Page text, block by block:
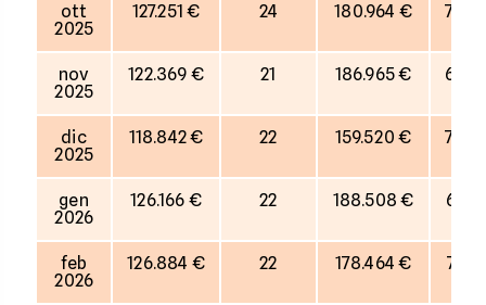
ott
2025
127.251 € 24 180.964 € 70%
nov
2025
122.369 € 21 186.965 € 65%
dic
2025
118.842 € 22 159.520 € 75%
gen
2026
126.166 € 22 188.508 € 67%
feb
2026
126.884 € 22 178.464 € 71%